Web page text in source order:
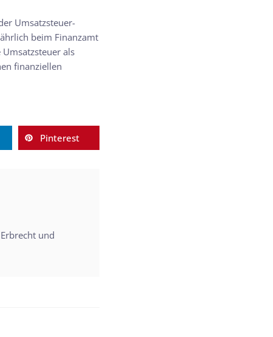
Umsatzsteuer-
beim Finanzamt
als
finanziellen
Pinterest
und